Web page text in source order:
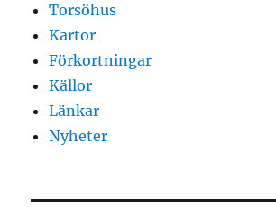
Torsöhus
Kartor
Förkortningar
Källor
Länkar
Nyheter